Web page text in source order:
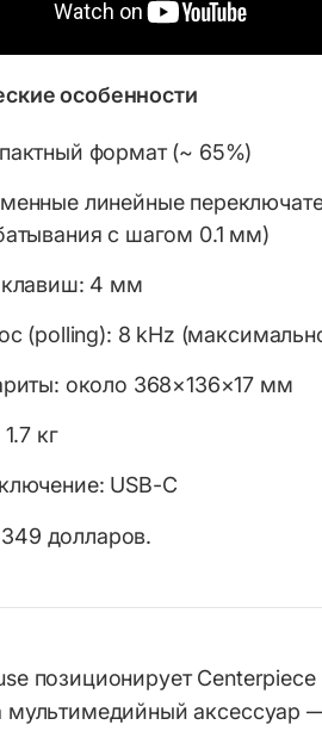
особенности
формат (~ 65%)
линейные
с шагом 0.1 мм)
4 мм
(polling): 8 kHz
около 368×136×17 мм
кг
USB-C
долларов.
позиционирует
мультимедийный аксессуар